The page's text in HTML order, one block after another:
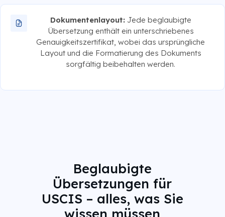
Dokumentenlayout: Jede beglaubigte
Übersetzung enthält ein unterschriebenes
Genauigkeitszertifikat, wobei das ursprüngliche
Layout und die Formatierung des Dokuments
sorgfältig beibehalten werden.
Beglaubigte
Übersetzungen für
USCIS – alles, was Sie
wissen müssen